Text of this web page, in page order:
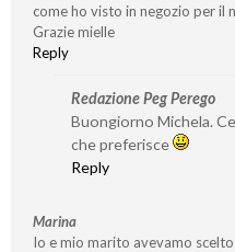
come ho visto in negozio per il
Grazie mielle
Reply
Redazione Peg Perego
Buongiorno Michela.
che preferisce
Reply
Marina
Io e mio marito avevamo